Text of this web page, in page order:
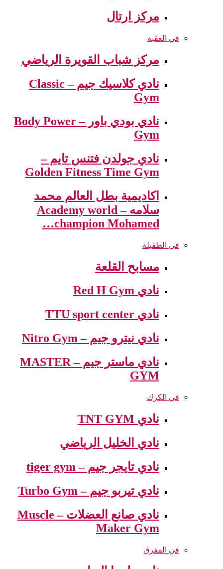
مركز ارتال
في العقبة
مركز شباب القويرة الرياضي
نادي كلاسيك جيم – Classic
Gym
نادي بودي باور – Body Power
Gym
نادي جولدن فتنس تايم –
Golden Fitness Time Gym
اكاديمية بطل العالم محمد
سلامه – Academy world
champion Mohamed…
في الطفيلة
مسابح القلعة
نادي Red H Gym
نادي TTU sport center
نادي نيترو جيم – Nitro Gym
نادي ماستر جيم – MASTER
GYM
في الكرك
نادي TNT GYM
نادي الخليل الرياضي
نادي تايجر جيم – tiger gym
نادي تيربو جيم – Turbo Gym
نادي صانع العضلات – Muscle
Maker Gym
في المفرق